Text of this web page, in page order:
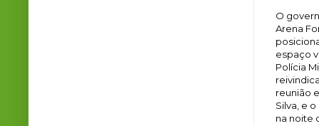
O
Arena
espaço
Polícia
reunião
Silva, e
na noite